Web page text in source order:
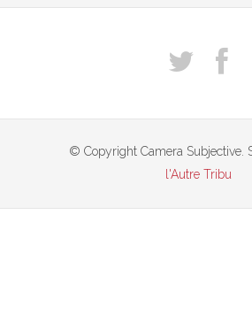
© Copyright Camera Subjective.
l'Autre Tribu